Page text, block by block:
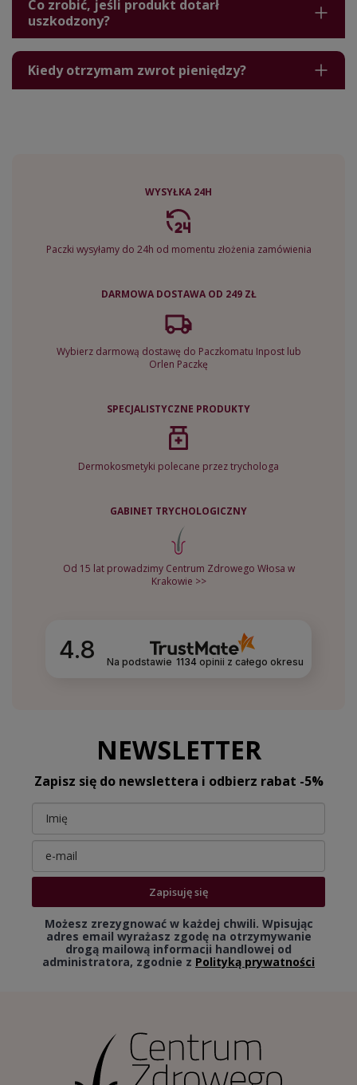
Co zrobić, jeśli produkt dotarł
uszkodzony?
Kiedy otrzymam zwrot pieniędzy?
WYSYŁKA 24H
Paczki wysyłamy do 24h od momentu złożenia zamówienia
DARMOWA DOSTAWA OD 249 ZŁ
Wybierz darmową dostawę do Paczkomatu Inpost lub
Orlen Paczkę
SPECJALISTYCZNE PRODUKTY
Dermokosmetyki polecane przez trychologa
GABINET TRYCHOLOGICZNY
Od 15 lat prowadzimy Centrum Zdrowego Włosa w
Krakowie >>
4.8 Na podstawie 1134opinii z całego okresu
NEWSLETTER
Zapisz się do newslettera i odbierz rabat -5%
Zapisuję się
Możesz zrezygnować w każdej chwili. Wpisując
adres email wyrażasz zgodę na otrzymywanie
drogą mailową informacji handlowej od
administratora, zgodnie z Polityką prywatności